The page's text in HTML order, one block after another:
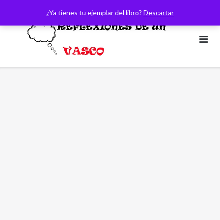
¿Ya tienes tu ejemplar del libro? Descartar
contenido